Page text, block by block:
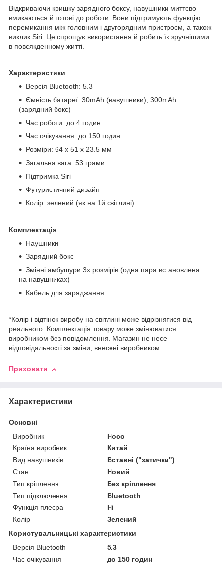
Відкриваючи кришку зарядного боксу, навушники миттєво
вмикаються й готові до роботи. Вони підтримують функцію
перемикання між головним і другорядним пристроєм, а також
виклик Siri. Це спрощує використання й робить їх зручнішими
в повсякденному житті.
Характеристики
Версія Bluetooth: 5.3
Ємність батареї: 30mAh (навушники), 300mAh
(зарядний бокс)
Час роботи: до 4 годин
Час очікування: до 150 годин
Розміри: 64 x 51 x 23.5 мм
Загальна вага: 53 грами
Підтримка Siri
Футуристичний дизайн
Колір: зелений (як на 1й світлині)
Комплектація
Наушники
Зарядний бокс
Змінні амбушури 3х розмірів (одна пара встановлена
на навушниках)
Кабель для заряджання
*Колір і відтінок виробу на світлині може відрізнятися від
реального. Комплектація товару може змінюватися
виробником без повідомлення. Магазин не несе
відповідальності за зміни, внесені виробником.
Приховати
Характеристики
Основні
Виробник
Hoco
Країна виробник
Китай
Вид навушників
Вставні ("затички")
Стан
Новий
Тип кріплення
Без кріплення
Тип підключення
Bluetooth
Функція плеєра
Ні
Колір
Зелений
Користувальницькі характеристики
Версія Bluetooth
5.3
Час очікування
до 150 годин